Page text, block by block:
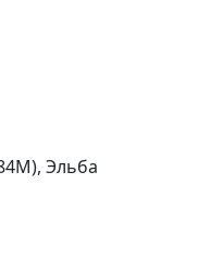
Эльба